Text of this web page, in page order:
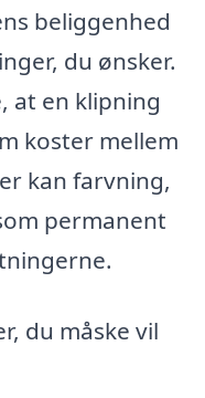
beliggenhed
du ønsker.
at en klipning
koster mellem
kan farvning,
permanent
du måske vil